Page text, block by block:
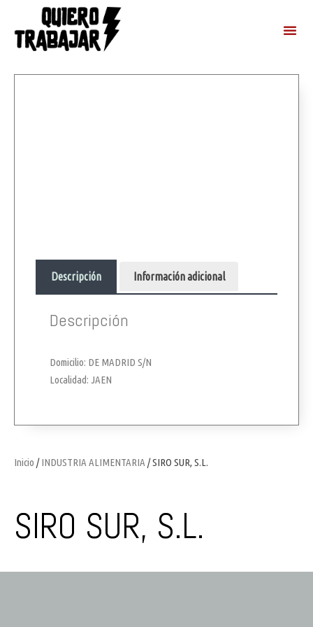
Inicio /INDUSTRIA ALIMENTARIA / SIRO SUR, S.L.
SIRO SUR, S.L.
Descripción Información adicional
Descripción
Domicilio: DE MADRID S/N
Localidad: JAEN